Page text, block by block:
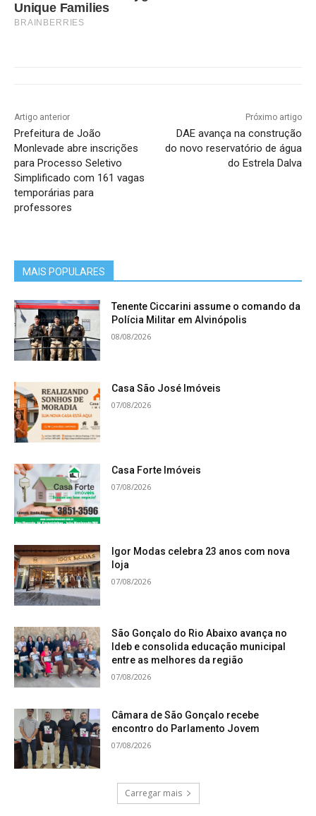
Unique Families
BRAINBERRIES
Artigo anterior
Prefeitura de João
Monlevade abre inscrições
para Processo Seletivo
Simplificado com 161 vagas
temporárias para
professores
Próximo artigo
DAE avança na construção
do novo reservatório de água
do Estrela Dalva
MAIS POPULARES
Tenente Ciccarini assume o comando da
Polícia Militar em Alvinópolis
08/08/2026
Casa São José Imóveis
07/08/2026
Casa Forte Imóveis
07/08/2026
Igor Modas celebra 23 anos com nova
loja
07/08/2026
São Gonçalo do Rio Abaixo avança no
Ideb e consolida educação municipal
entre as melhores da região
07/08/2026
Câmara de São Gonçalo recebe
encontro do Parlamento Jovem
07/08/2026
Carregar mais